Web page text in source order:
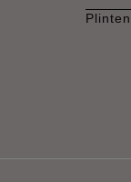
Plinten